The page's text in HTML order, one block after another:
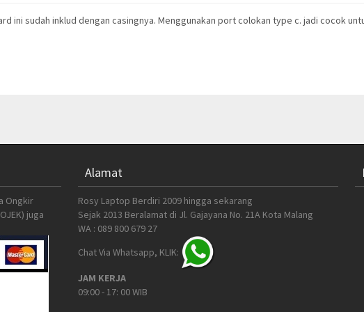
ini sudah inklud dengan casingnya. Menggunakan port colokan type c. jadi cocok
Ongkir
juga
Alamat
Rosy Laptop Berdiri 2009 hingga sekarang
Sejak 2013 Beralamat di Jl. Gajayana No. 21A Kota Malang
WA : 089 800 679 27
Chat Via Whatsapp, KLIK:
JAM KERJA
09:00 - 17: 00 WIB